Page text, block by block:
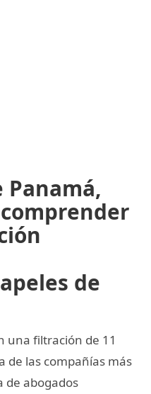
Panamá,
de
una filtración de 11
de las compañías más
de abogados